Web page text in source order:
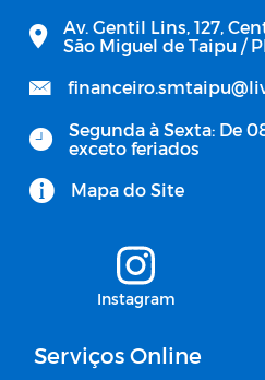
Av. Gentil Lins, 127,
São Miguel de Taipu /
Segunda à Sexta: De
exceto feriados
Mapa do Site
Instagram
Serviços Online